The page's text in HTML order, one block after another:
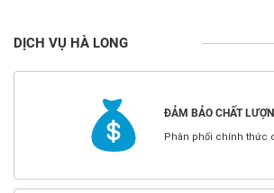
DỊCH VỤ HÀ LONG
ĐẢM BẢO CHẤT
Phân phối chính thức